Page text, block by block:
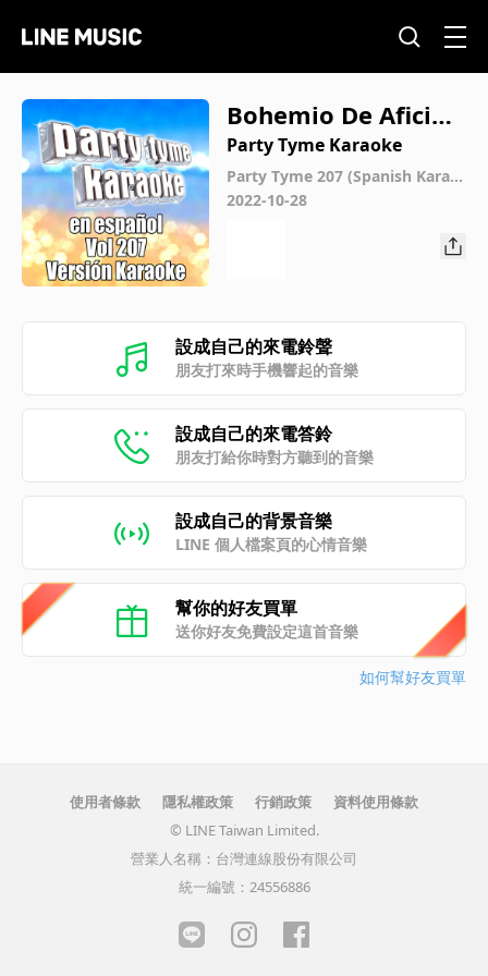
Bohemio De Aficion
(Made Popular By G
erardo Reyes) [Kara
oke Version]
Party Tyme Karaoke
Party Tyme 207 (Spanish Karao
ke Versions)
2022-10-28
設成自己的來電鈴聲
朋友打來時手機響起的音樂
設成自己的來電答鈴
朋友打給你時對方聽到的音樂
設成自己的背景音樂
LINE 個人檔案頁的心情音樂
幫你的好友買單
送你好友免費設定這首音樂
如何幫好友買單
使用者條款 隱私權政策 行銷政策
資料使用條款
© LINE Taiwan Limited.
營業人名稱：台灣連線股份有限公司
統一編號：24556886